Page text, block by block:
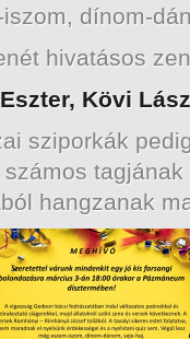
dínom-
hivatásos
Kövi
sziporkák
számos tagjának
hangzanak